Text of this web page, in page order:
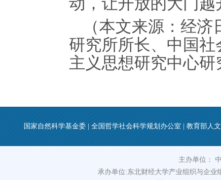
（本文来源：经
研究所所长、中国
主义思想研究中心研
国家自然科学基金委 全国哲学社会科学规划办公室 教育部人
主办单位： 中国工业经
承办单位:东北财经大学产业组织与企业